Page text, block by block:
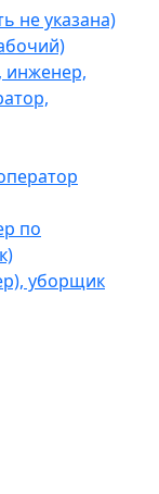
не указана)
инженер,
по
уборщик